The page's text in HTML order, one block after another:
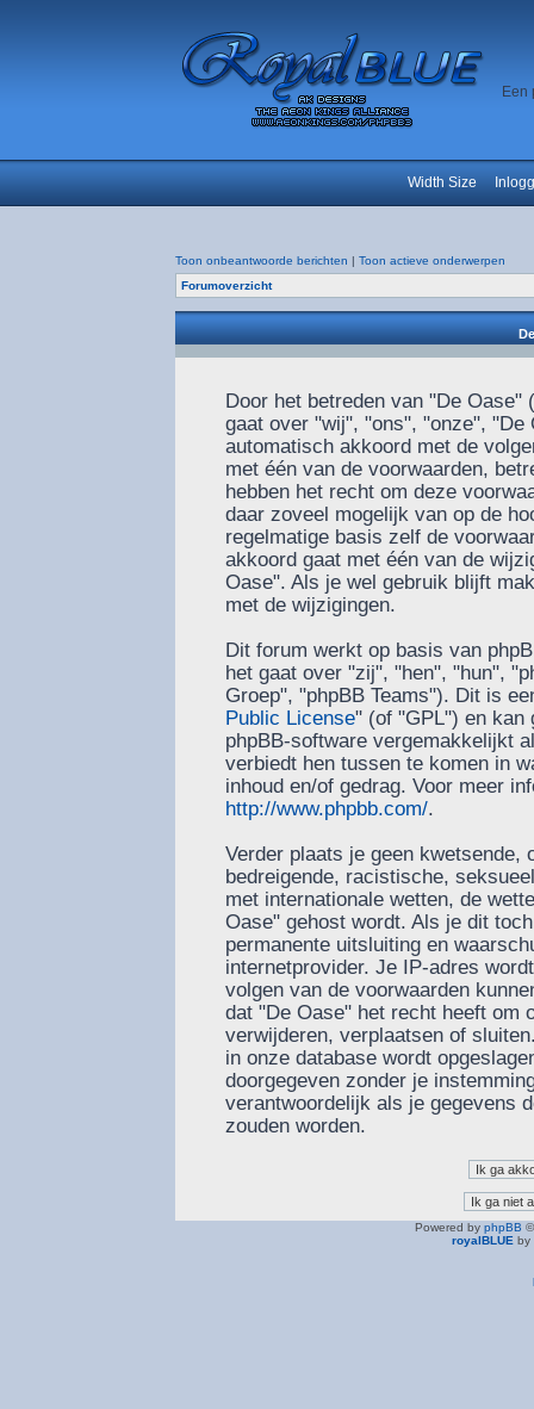
Een
Width Size
Toon onbeantwoorde berichten | Toon actieve onderwerpen
Forumoverzicht
Door het betreden van "De
gaat over "wij", "ons", "onze", "De
automatisch akkoord met de
met één van de voorwaarden,
hebben het recht om deze
daar zoveel mogelijk van op de
regelmatige basis zelf de
akkoord gaat met één van de
Oase". Als je wel gebruik blijft
met de wijzigingen.
Dit forum werkt op basis van
het gaat over "zij", "hen", "hun",
Groep", "phpBB Teams"). Dit is
Public License" (of "GPL") en kan
phpBB-software vergemakkelijkt
verbiedt hen tussen te komen in
inhoud en/of gedrag. Voor meer
http://www.phpbb.com/.
Verder plaats je geen kwetsende,
bedreigende, racistische,
met internationale wetten, de
Oase" gehost wordt. Als je dit
permanente uitsluiting en
internetprovider. Je IP-adres
volgen van de voorwaarden
dat "De Oase" het recht heeft om
verwijderen, verplaatsen of
in onze database wordt
doorgegeven zonder je
verantwoordelijk als je gegevens
zouden worden.
Powered by phpBB
royalBLUE by